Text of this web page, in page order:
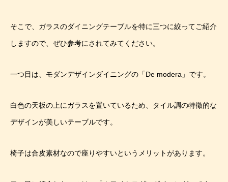
そこで、ガラスのダイニングテーブルを特に三つに絞ってご紹介
しますので、ぜひ参考にされてみてください。
一つ目は、モダンデザインダイニングの「De modera」です。
白色の天板の上にガラスを置いているため、タイル調の特徴的な
デザインが美しいテーブルです。
椅子は合皮素材なので座りやすいというメリットがあります。